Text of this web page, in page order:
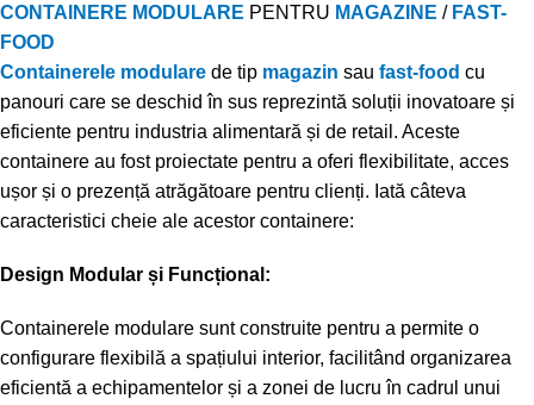
CONTAINERE MODULARE PENTRU MAGAZINE / FAST-
FOOD
Containerele modulare de tip magazin sau fast-food cu
panouri care se deschid în sus reprezintă soluții inovatoare și
eficiente pentru industria alimentară și de retail. Aceste
containere au fost proiectate pentru a oferi flexibilitate, acces
ușor și o prezență atrăgătoare pentru clienți. Iată câteva
caracteristici cheie ale acestor containere:
Design Modular și Funcțional:
Containerele modulare sunt construite pentru a permite o
configurare flexibilă a spațiului interior, facilitând organizarea
eficientă a echipamentelor și a zonei de lucru în cadrul unui